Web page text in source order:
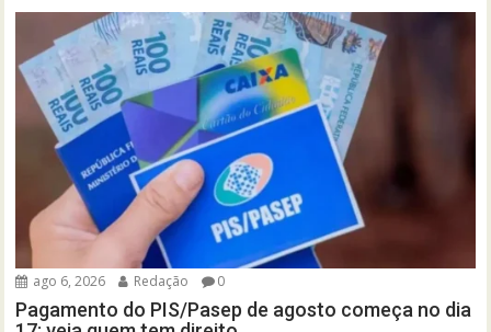
ago 6, 2026 Redação 0
Pagamento do PIS/Pasep de agosto começa no dia